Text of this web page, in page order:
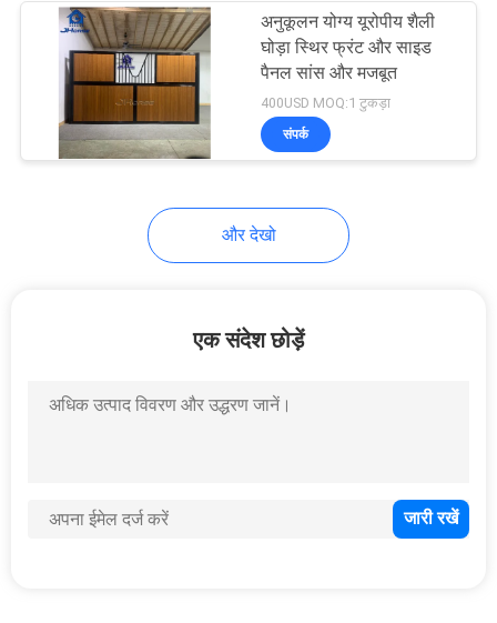
घोड़े स्थिर विभाजन
अनुकूलन योग्य यूरोपीय शैली
घोड़ा स्थिर फ्रंट और साइड
पैनल सांस और मजबूत
400USD MOQ:1 टुकड़ा
संपर्क
और देखो
एक संदेश छोड़ें